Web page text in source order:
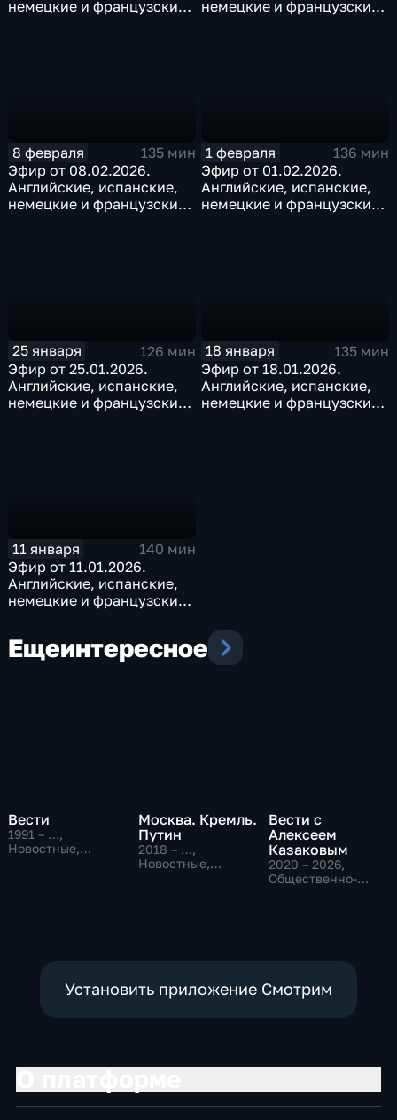
немецкие и французские
немецкие и французские
8 февраля
135 мин
Эфир от 08.02.2026.
Английские, испанские,
немецкие и французские
1 февраля
136 мин
Эфир от 01.02.2026.
Английские, испанские,
немецкие и французские
25 января
126 мин
Эфир от 25.01.2026.
Английские, испанские,
немецкие и французские
18 января
135 мин
Эфир от 18.01.2026.
Английские, испанские,
немецкие и французские
11 января
140 мин
Эфир от 11.01.2026.
Английские, испанские,
немецкие и французские
Ещеинтересное
Вести
1991 – …,
Новостные,
Москва. Кремль.
Путин
2018 – …,
Новостные,
Вести с
Алексеем
Казаковым
2020 – 2026,
Общественно-
Установить приложение Смотрим